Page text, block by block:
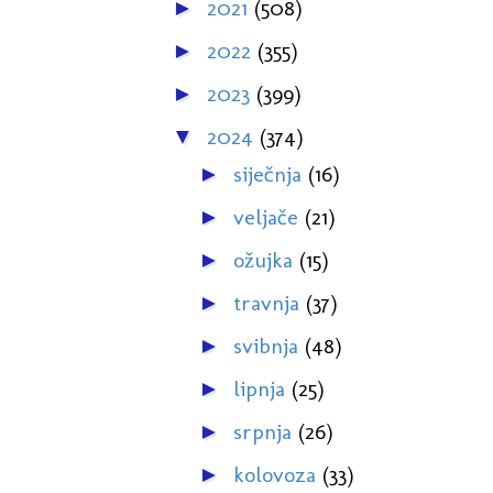
► 2021 (508)
► 2022 (355)
► 2023 (399)
▼ 2024 (374)
► siječnja (16)
► veljače (21)
► ožujka (15)
► travnja (37)
► svibnja (48)
► lipnja (25)
► srpnja (26)
► kolovoza (33)